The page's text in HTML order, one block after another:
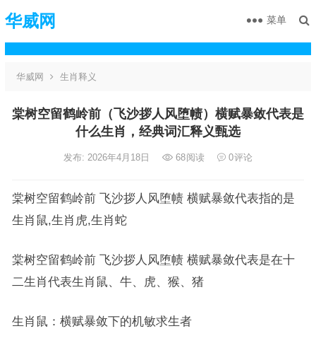
华威网 菜单
华威网 生肖释义
棠树空留鹤岭前（飞沙拶人风堕帻）横赋暴敛代表是
什么生肖，经典词汇释义甄选
发布: 2026年4月18日 68阅读 0评论
棠树空留鹤岭前 飞沙拶人风堕帻 横赋暴敛代表指的是
生肖鼠,生肖虎,生肖蛇
棠树空留鹤岭前 飞沙拶人风堕帻 横赋暴敛代表是在十
二生肖代表生肖鼠、牛、虎、猴、猪
生肖鼠：横赋暴敛下的机敏求生者